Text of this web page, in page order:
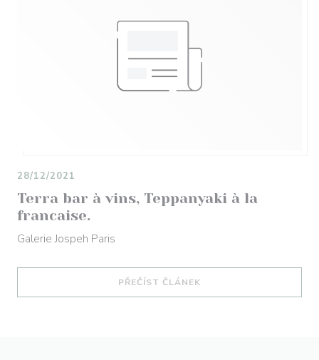
Terra bar à vins, Teppanyaki à la
francaise.
28/12/2021
Galerie Jospeh Paris
PŘEČÍST ČLÁNEK((OTEVŘE SE V NOVÉM